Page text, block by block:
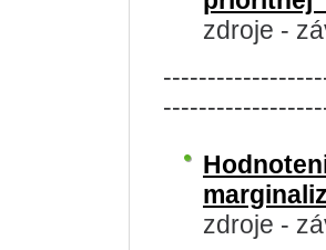
zdroje -
zdroje -